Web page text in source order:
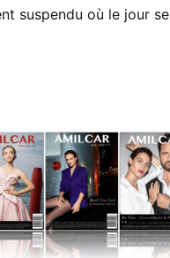
suspendu où le jour se